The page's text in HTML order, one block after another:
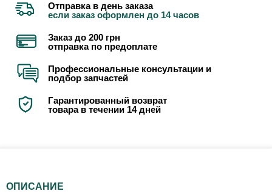
Отправка в день заказа
если заказ оформлен до 14 часов
Заказ до 200 грн
отправка по предоплате
Профессиональные консультации и
подбор запчастей
Гарантированный возврат
товара в течении 14 дней
ОПИСАНИЕ